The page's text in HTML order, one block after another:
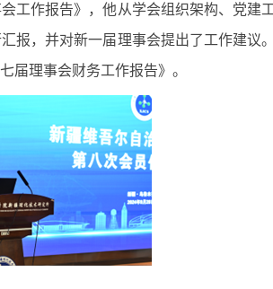
工作报告》，他从学会组织架构、党建
报，并对新一届理事会提出了工作建议
届理事会财务工作报告》。